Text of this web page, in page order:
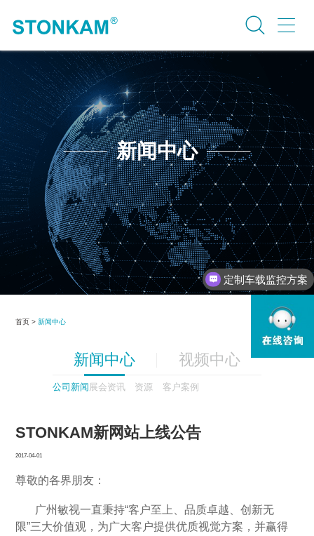
新闻中心
首页 > 新闻中心
新闻中心
公司新闻 展会资讯 资源 客户案例
视频中心
STONKAM新网站上线公告
2017-04-01
尊敬的各界朋友：
广州敏视一直秉持“客户至上、品质卓越、创新无
限”三大价值观，为广大客户提供优质视觉方案，并赢得
定制车载监控方案